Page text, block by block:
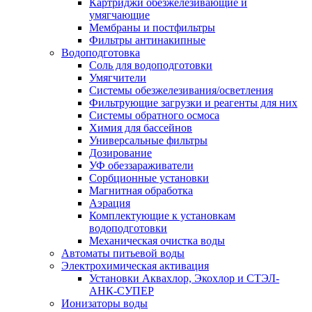
Картриджи обезжелезивающие и
умягчающие
Мембраны и постфильтры
Фильтры антинакипные
Водоподготовка
Соль для водоподготовки
Умягчители
Системы обезжелезивания/осветления
Фильтрующие загрузки и реагенты для них
Системы обратного осмоса
Химия для бассейнов
Универсальные фильтры
Дозирование
УФ обеззараживатели
Сорбционные установки
Магнитная обработка
Аэрация
Комплектующие к установкам
водоподготовки
Механическая очистка воды
Автоматы питьевой воды
Электрохимическая активация
Установки Аквахлор, Экохлор и СТЭЛ-
АНК-СУПЕР
Ионизаторы воды